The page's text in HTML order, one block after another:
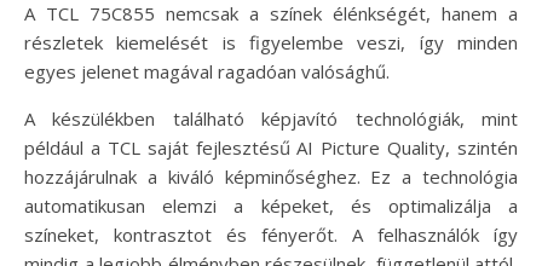
A TCL 75C855 nemcsak a színek élénkségét, hanem a
részletek kiemelését is figyelembe veszi, így minden
egyes jelenet magával ragadóan valósághű.
A készülékben található képjavító technológiák, mint
például a TCL saját fejlesztésű AI Picture Quality, szintén
hozzájárulnak a kiváló képminőséghez. Ez a technológia
automatikusan elemzi a képeket, és optimalizálja a
színeket, kontrasztot és fényerőt. A felhasználók így